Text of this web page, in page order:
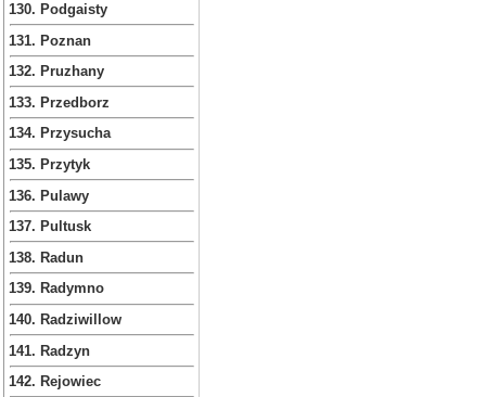
130. Podgaisty
131. Poznan
132. Pruzhany
133. Przedborz
134. Przysucha
135. Przytyk
136. Pulawy
137. Pultusk
138. Radun
139. Radymno
140. Radziwillow
141. Radzyn
142. Rejowiec